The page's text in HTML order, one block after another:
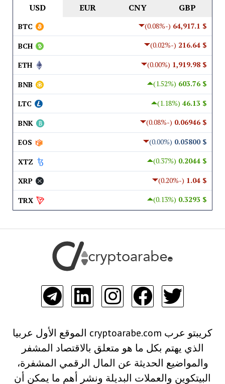
USD EUR CNY GBP
$ 64,917.1
(-0.08%)
BTC
$ 216.64
(-0.02%)
BCH
$ 1,919.98
(0.00%)
ETH
$ 603.76
(1.52%)
BNB
$ 46.13
(1.18%)
LTC
$ 0.06946
(-0.08%)
BNK
$ 0.05800
(0.00%)
EOS
$ 0.2044
(0.37%)
XTZ
$ 1.04
(-0.20%)
XRP
$ 0.3293
(0.13%)
TRX
كريبتو عرب cryptoarabe.com الموقع الأول عربيا
الذي يهتم بكل ما هو متعلق بالاقتصاد المشفر
والمواضيع الحديثة عن المال الرقمي المشفرة،
البيتكوين والعملات البديلة ونشر أهم ما يمكن أن